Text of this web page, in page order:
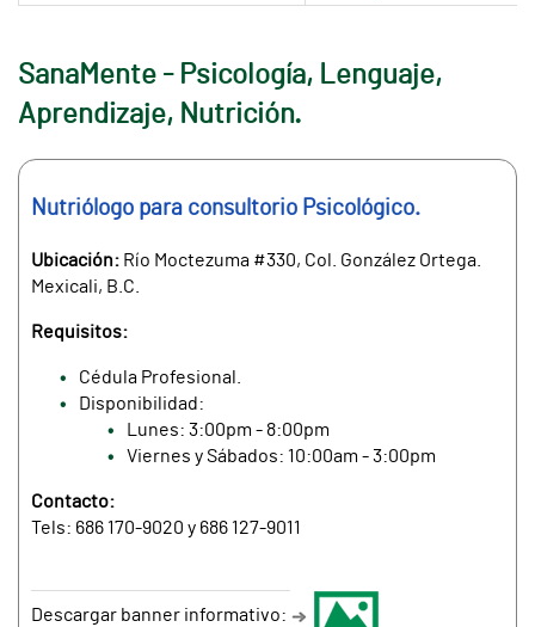
SanaMente - Psicología, Lenguaje,
Aprendizaje, Nutrición.
Nutriólogo para consultorio Psicológico.
Ubicación: Río Moctezuma #330, Col. González Ortega.
Mexicali, B.C.
Requisitos:
Cédula Profesional.
Disponibilidad:
Lunes: 3:00pm - 8:00pm
Viernes y Sábados: 10:00am - 3:00pm
Contacto:
Tels: 686 170-9020 y 686 127-9011
Descargar banner informativo: